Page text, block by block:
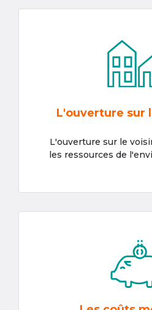
L'ouverture sur
L'ouverture sur le
les ressources de